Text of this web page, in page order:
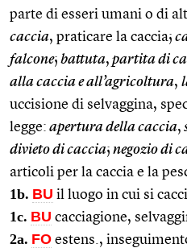
parte di esseri umani o di
caccia, praticare la caccia;
falcone; battuta, partita di
alla caccia e all’agricoltura,
uccisione di selvaggina,
legge: apertura della caccia,
divieto di caccia; negozio di
articoli per la caccia e la
1b. BU il luogo in cui si
1c. BU cacciagione,
2a. FO estens.,